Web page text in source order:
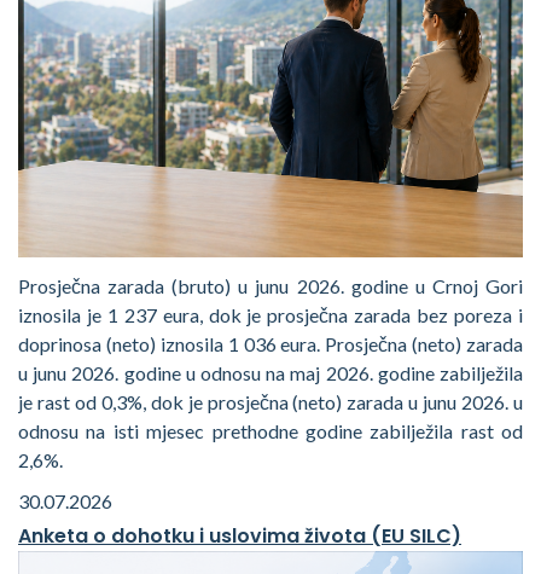
Prosječna zarada (bruto) u junu 2026. godine u Crnoj Gori
iznosila je 1 237 eura, dok je prosječna zarada bez poreza i
doprinosa (neto) iznosila 1 036 eura. Prosječna (neto) zarada
u junu 2026. godine u odnosu na maj 2026. godine zabilježila
je rast od 0,3%, dok je prosječna (neto) zarada u junu 2026. u
odnosu na isti mjesec prethodne godine zabilježila rast od
2,6%.
30.07.2026
Anketa o dohotku i uslovima života (EU SILC)